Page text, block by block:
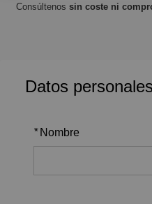
Consúltenos sin coste ni
Datos personales
* Nombre